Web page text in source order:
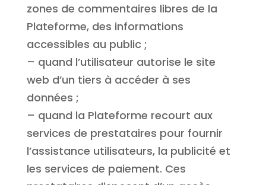
zones de commentaires libres de la
Plateforme, des informations
accessibles au public ;
– quand l’utilisateur autorise le site
web d’un tiers à accéder à ses
données ;
– quand la Plateforme recourt aux
services de prestataires pour fournir
l’assistance utilisateurs, la publicité et
les services de paiement. Ces